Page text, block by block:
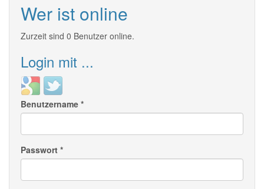
Wer ist online
Zurzeit sind 0 Benutzer online.
Login mit ...
Login
with
Google
Login
with
Twitter
Benutzername *
Passwort *